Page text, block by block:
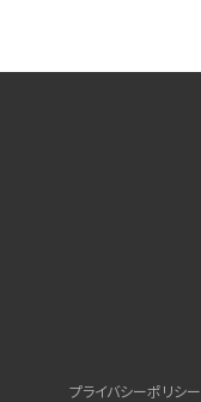
プライバシーポリシー